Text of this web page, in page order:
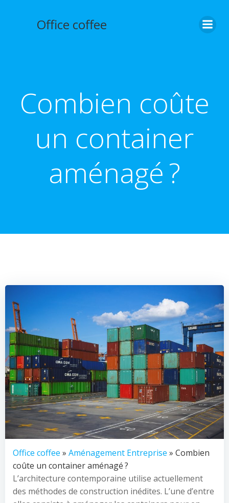
Office coffee
Combien coûte
un container
aménagé ?
Office coffee » Aménagement Entreprise » Combien
coûte un container aménagé ?
L’architecture contemporaine utilise actuellement
des méthodes de construction inédites. L’une d’entre